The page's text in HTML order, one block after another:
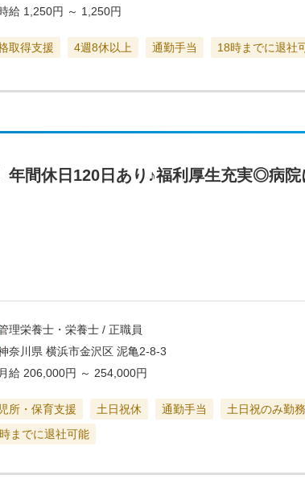
給 1,250円 ～ 1,250円
取得支援 4週8休以上 通勤手当 18時までに退社
年間休日120日あり♪福利厚生充実◎病
理栄養士・栄養士 / 正職員
奈川県 横浜市金沢区 泥亀2-8-3
月給 206,000円 ～ 254,000円
所・保育支援 土日祝休 通勤手当
土日祝のみ勤
までに退社可能